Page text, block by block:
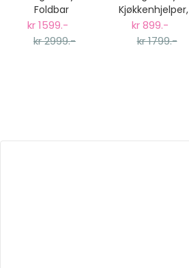
Foldbar
Kjøkkenhjelper -
Natur
kr 1599.-
kr 2999.-
Kjøkkenhjelper,
Natural Limited
Edition
kr 899.-
kr 1799.-